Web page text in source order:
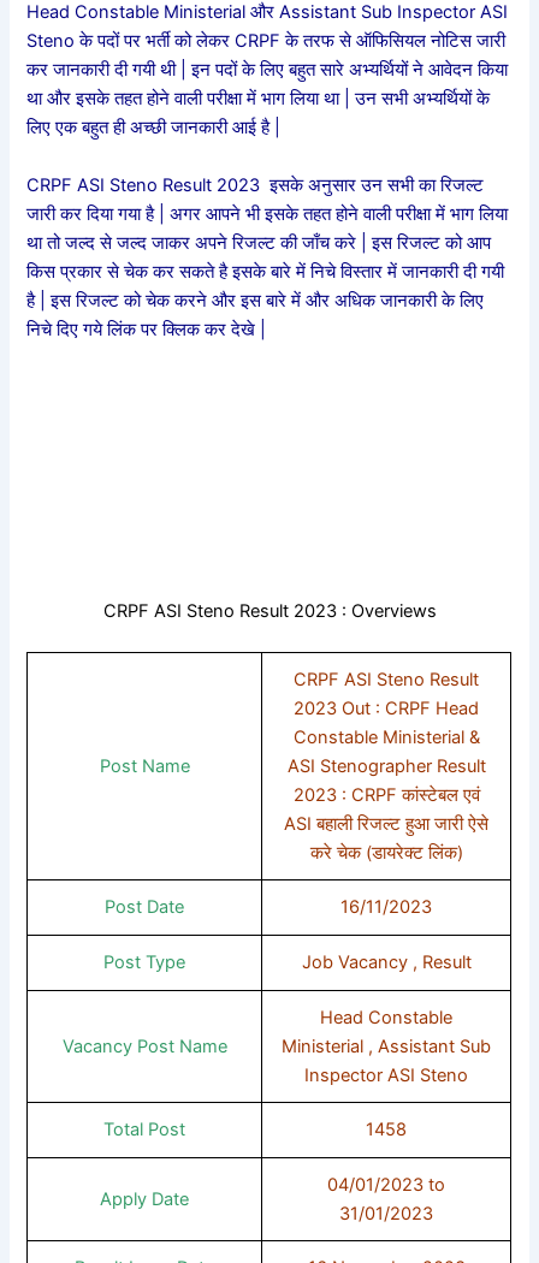
Head Constable Ministerial और Assistant Sub Inspector ASI
Steno के पदों पर भर्ती को लेकर CRPF के तरफ से ऑफिसियल नोटिस जारी
कर जानकारी दी गयी थी | इन पदों के लिए बहुत सारे अभ्यर्थियों ने आवेदन किया
था और इसके तहत होने वाली परीक्षा में भाग लिया था | उन सभी अभ्यर्थियों के
लिए एक बहुत ही अच्छी जानकारी आई है |
CRPF ASI Steno Result 2023 इसके अनुसार उन सभी का रिजल्ट
जारी कर दिया गया है | अगर आपने भी इसके तहत होने वाली परीक्षा में भाग लिया
था तो जल्द से जल्द जाकर अपने रिजल्ट की जाँच करे | इस रिजल्ट को आप
किस प्रकार से चेक कर सकते है इसके बारे में निचे विस्तार में जानकारी दी गयी
है | इस रिजल्ट को चेक करने और इस बारे में और अधिक जानकारी के लिए
निचे दिए गये लिंक पर क्लिक कर देखे |
CRPF ASI Steno Result 2023 : Overviews
Post Name
CRPF ASI Steno Result
2023 Out : CRPF Head
Constable Ministerial &
ASI Stenographer Result
2023 : CRPF कांस्टेबल एवं
ASI बहाली रिजल्ट हुआ जारी ऐसे
करे चेक (डायरेक्ट लिंक)
Post Date 16/11/2023
Post Type Job Vacancy , Result
Vacancy Post Name
Head Constable
Ministerial , Assistant Sub
Inspector ASI Steno
Total Post 1458
Apply Date
04/01/2023 to
31/01/2023